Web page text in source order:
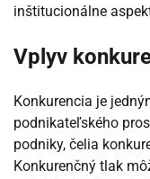
inštitucionálne
Vplyv
Konkurencia je
podnikateľského
podniky, čelia
Konkurenčný tlak